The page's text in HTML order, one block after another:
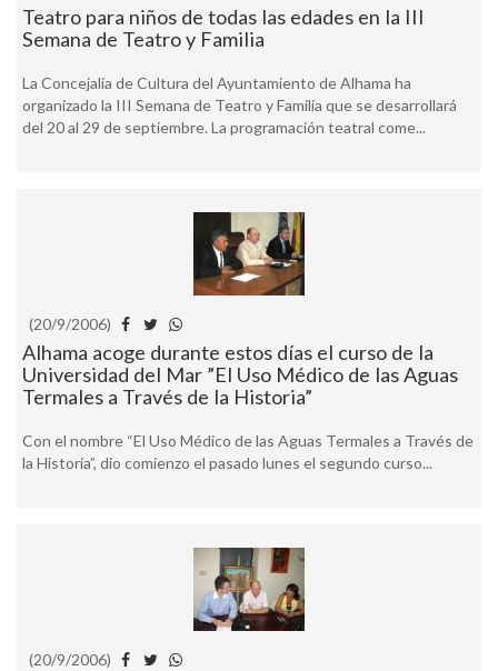
Teatro para niños de todas las edades en la III
Semana de Teatro y Familia
La Concejalía de Cultura del Ayuntamiento de Alhama ha
organizado la III Semana de Teatro y Familia que se desarrollará
del 20 al 29 de septiembre. La programación teatral come...
(20/9/2006)
Alhama acoge durante estos días el curso de la
Universidad del Mar ”El Uso Médico de las Aguas
Termales a Través de la Historia”
Con el nombre “El Uso Médico de las Aguas Termales a Través de
la Historia”, dio comienzo el pasado lunes el segundo curso...
(20/9/2006)